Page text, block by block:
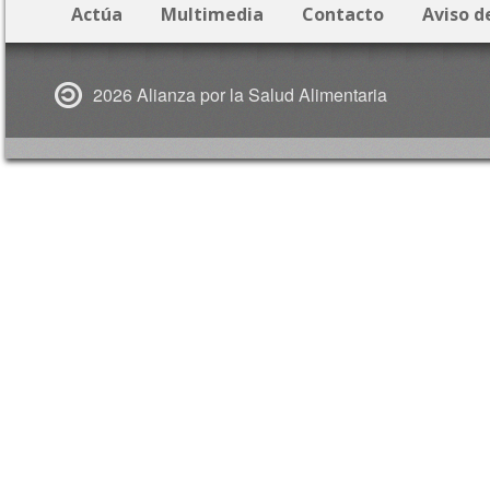
Actúa Multimedia Contacto Aviso
2026 Alianza por la Salud Alimentaria